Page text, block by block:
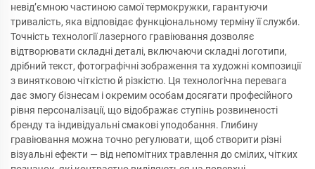
невід’ємною частиною самої термокружки, гарантуючи
тривалість, яка відповідає функціональному терміну її служби.
Точність технології лазерного гравіювання дозволяє
відтворювати складні деталі, включаючи складні логотипи,
дрібний текст, фотографічні зображення та художні композиції
з винятковою чіткістю й різкістю. Ця технологічна перевага
дає змогу бізнесам і окремим особам досягати професійного
рівня персоналізації, що відображає ступінь розвиненості
бренду та індивідуальні смакові уподобання. Глибину
гравіювання можна точно регулювати, щоб створити різні
візуальні ефекти — від непомітних травлення до смілих, чітких